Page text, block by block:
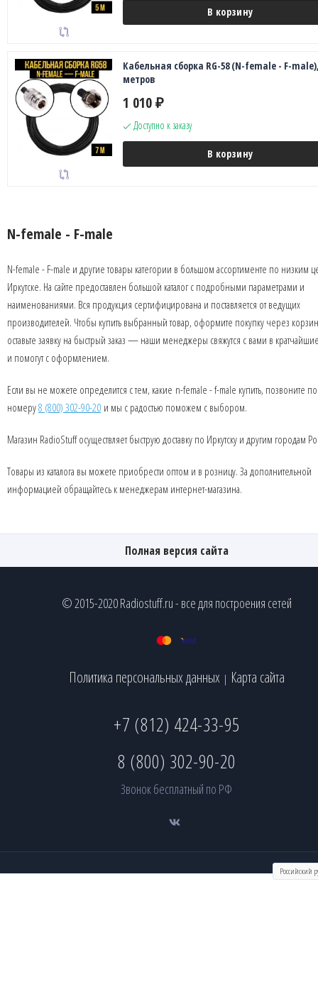
В корзину
Кабельная сборка RG-58 (N-female - F-
метров
1 010 ₽
Доступно к заказу
В корзину
N-female - F-male
N-female - F-male и другие товары категории в большом ассортименте по низким
Иркутске. На сайте предоставлен большой каталог с подробными параметрами и
наименованиями. Вся продукция сертифицирована и поставляется от ведущих
производителей. Чтобы купить выбранный товар, оформите покупку через
оставьте заявку на быстрый заказ — наши менеджеры свяжутся с вами в
и помогут с оформлением.
Если вы не можете определится с тем, какие n-female - f-male купить, позвоните по
номеру8 (800) 302-90-20 и мы с радостью поможем с выбором.
Магазин RadioStuff осуществляет быструю доставку по Иркутску и другим городам
Товары из каталога вы можете приобрести оптом и в розницу. За дополнительной
информацией обращайтесь к менеджерам интернет-магазина.
Полная версия сайта
© 2015-2020 Radiostuff.ru - все для построения сетей
Политика персональных данных | Карта сайта
+7 (812) 424-33-95
8 (800) 302-90-20
Звонок бесплатный по РФ